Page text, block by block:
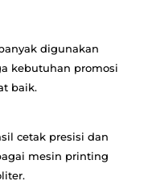
digunakan
kebutuhan promosi
baik.
cetak presisi dan
mesin printing